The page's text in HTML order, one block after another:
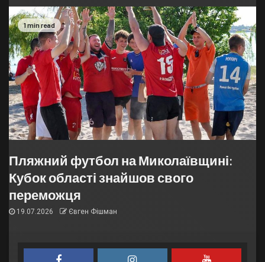
1 min read
Пляжний футбол на Миколаївщині:
Кубок області знайшов свого
переможця
19.07.2026 Євген Фішман